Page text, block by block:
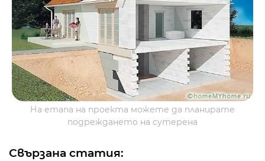
На етапа на проекта можете да планирате
подреждането на сутерена
Свързана статия: